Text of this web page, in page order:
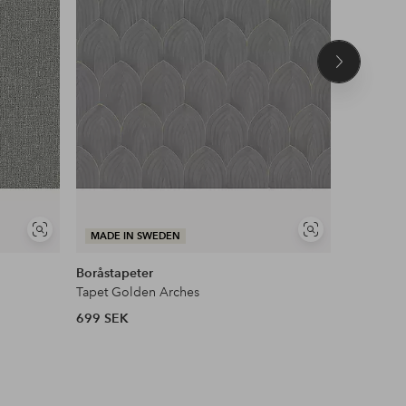
Visa
MADE IN SWEDEN
Visa
Boråstapeter
Tapet Golden Arches
699 SEK
Nästa